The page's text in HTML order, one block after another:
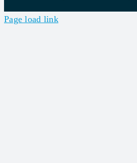
Page load link